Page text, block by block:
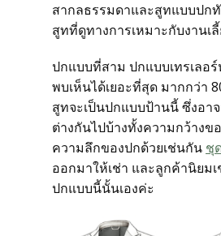
ลูกค้าที่ใช้บริการกับเรา
รีวิวจากลูกค้า
บทความแนะนำ
ตัวอย่างเสื้อสูทและเนื้อ
ตัวอย่างเสื้อสูทตามโทน
สากลธรรมดาและสูทแบบปกทั
สูทที่ดูทางการเหมาะกับงานเ
ปกแบบที่สาม ปกแบบเทรเลอ
พบเห็นได้เยอะที่สุด มากกว่า
สูทจะเป็นปกแบบป้านนี้ ซึ่งอา
ต่างกันไปบ้างทั้งความกว้างข
ความลึกของปกด้วยเช่นกัน ชุ
ออกมาให้เช่า และลูกค้านิยม
ปกแบบนี้นั้นเองค่ะ